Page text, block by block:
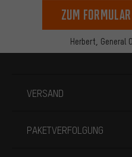
Herbert, General
zum Formular
VERSAND
PAKETVERFOLGUNG